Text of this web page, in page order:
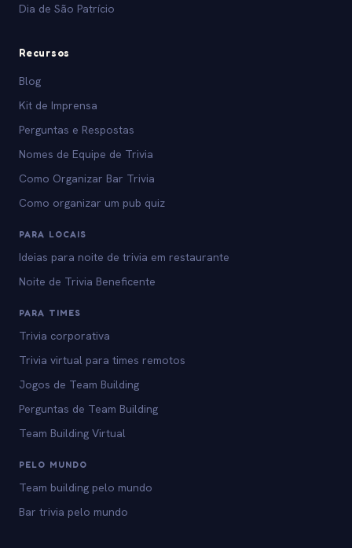
Dia de São Patrício
Recursos
Blog
Kit de Imprensa
Perguntas e Respostas
Nomes de Equipe de Trivia
Como Organizar Bar Trivia
Como organizar um pub quiz
PARA LOCAIS
Ideias para noite de trivia em restaurante
Noite de Trivia Beneficente
PARA TIMES
Trivia corporativa
Trivia virtual para times remotos
Jogos de Team Building
Perguntas de Team Building
Team Building Virtual
PELO MUNDO
Team building pelo mundo
Bar trivia pelo mundo